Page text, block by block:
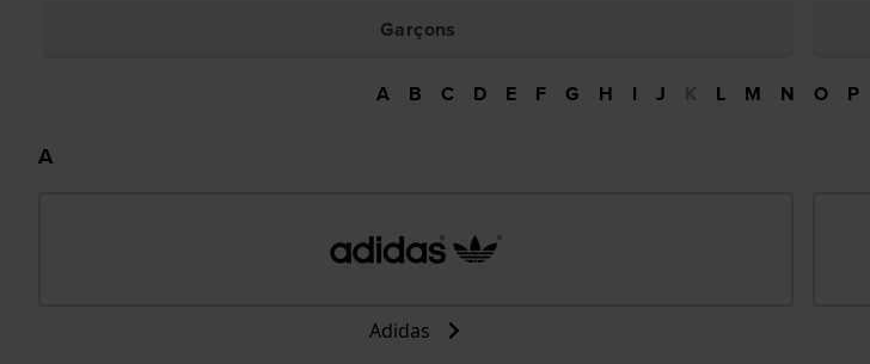
Garçons
A B C D E F G H I J K L M N O P
A
Adidas